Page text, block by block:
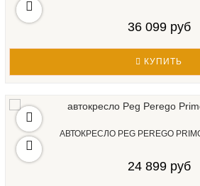
36 099 руб
КУПИТЬ
АВТОКРЕСЛО PEG PEREGO
24 899 руб